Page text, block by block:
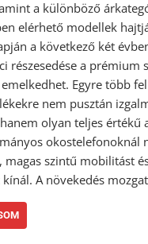
a különböző
elérhető modellek
a következő két
részesedése a prémium
Egyre több
nem pusztán
olyan teljes értékű
okostelefonoknál
magas szintű mobilitást
A növekedés